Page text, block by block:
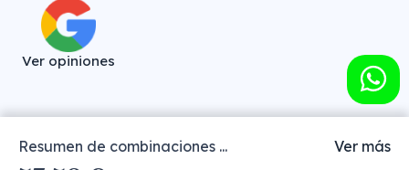
Resumen de combinaciones ... Ver más
Ver opiniones
Farmacia veterinaria online © FARMA HIGIENE S.L. (CIF: B-